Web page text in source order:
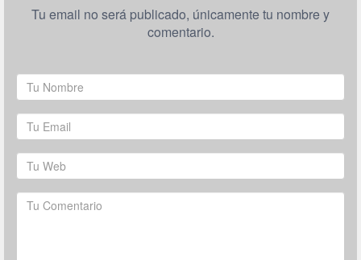
Tu email no será publicado, únicamente tu nombre y
comentario.